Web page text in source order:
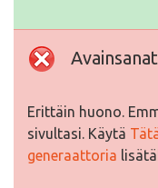
Avainsanat
Erittäin huono.
sivultasi. Käytä
generaattoria